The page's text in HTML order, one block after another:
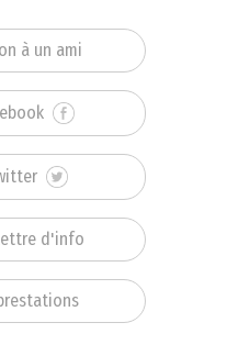
à un ami
d'info